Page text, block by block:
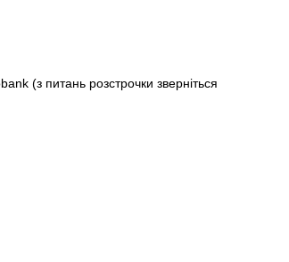
(з питань розстрочки зверніться